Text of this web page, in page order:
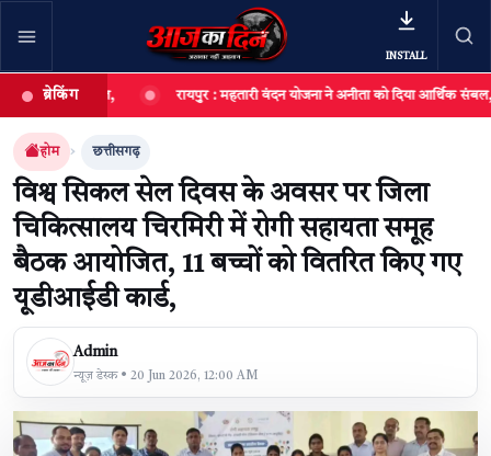
INSTALL
खबर खोजें
खोजें
ब्रेकिंग रायपुर : महतारी वंदन योजना ने अनीता को दिया आर्थिक संबल, छोटी दुकान
होम छत्तीसगढ़
विश्व सिकल सेल दिवस के अवसर पर जिला
चिकित्सालय चिरमिरी में रोगी सहायता समूह
बैठक आयोजित, 11 बच्चों को वितरित किए गए
यूडीआईडी कार्ड,
Admin
न्यूज़ डेस्क • 20 Jun 2026, 12:00 AM